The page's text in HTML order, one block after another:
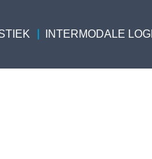
INTERMODALE